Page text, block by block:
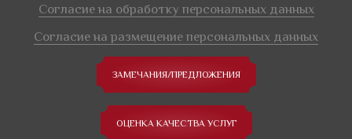
Согласие на обработку персональных данных
Согласие на размещение персональных данных
ЗАМЕЧАНИЯ/ПРЕДЛОЖЕНИЯ
ОЦЕНКА КАЧЕСТВА УСЛУГ